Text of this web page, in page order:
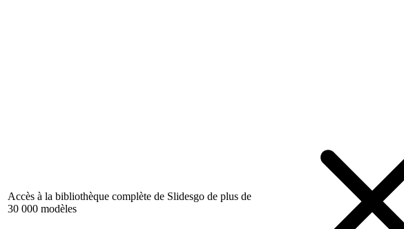
Accès à la bibliothèque complète de Slidesgo de plus de
30 000 modèles